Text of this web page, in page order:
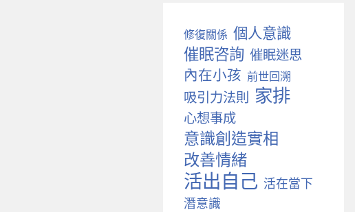
修復關係 個人意識
催眠咨詢 催眠迷思
內在小孩 前世回溯
吸引力法則 家排
心想事成
意識創造實相
改善情緒
活出自己 活在當下
潛意識